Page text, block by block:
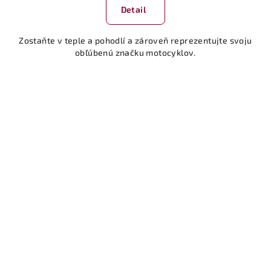
produktu
z
5
Detail
Zostaňte v teple a pohodlí a zároveň reprezentujte svoju
obľúbenú značku motocyklov.